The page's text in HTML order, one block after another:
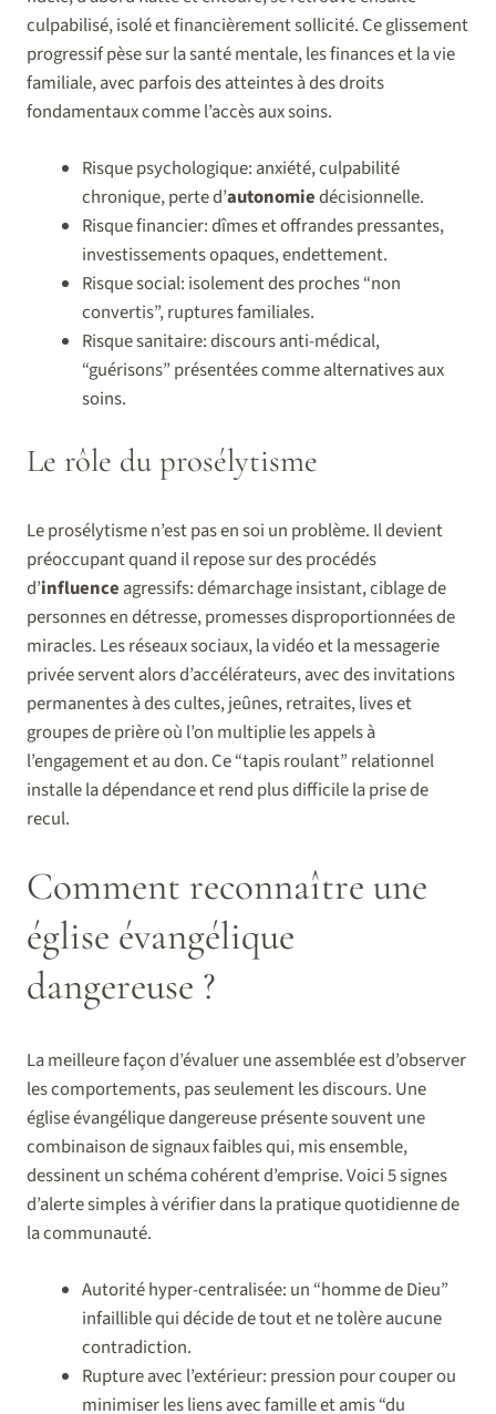
culpabilisé, isolé et financièrement sollicité. Ce glissement
progressif pèse sur la santé mentale, les finances et la vie
familiale, avec parfois des atteintes à des droits
fondamentaux comme l’accès aux soins.
Risque psychologique: anxiété, culpabilité
chronique, perte d’autonomiedécisionnelle.
Risque financier: dîmes et offrandes pressantes,
investissements opaques, endettement.
Risque social: isolement des proches “non
convertis”, ruptures familiales.
Risque sanitaire: discours anti-médical,
“guérisons” présentées comme alternatives aux
soins.
Le rôle du prosélytisme
Le prosélytisme n’est pas en soi un problème. Il devient
préoccupant quand il repose sur des procédés
d’influence agressifs: démarchage insistant, ciblage de
personnes en détresse, promesses disproportionnées de
miracles. Les réseaux sociaux, la vidéo et la messagerie
privée servent alors d’accélérateurs, avec des invitations
permanentes à des cultes, jeûnes, retraites, lives et
groupes de prière où l’on multiplie les appels à
l’engagement et au don. Ce “tapis roulant” relationnel
installe la dépendance et rend plus difficile la prise de
recul.
Comment reconnaître une
église évangélique
dangereuse ?
La meilleure façon d’évaluer une assemblée est d’observer
les comportements, pas seulement les discours. Une
église évangélique dangereuse présente souvent une
combinaison de signaux faibles qui, mis ensemble,
dessinent un schéma cohérent d’emprise. Voici 5 signes
d’alerte simples à vérifier dans la pratique quotidienne de
la communauté.
Autorité hyper-centralisée: un “homme de Dieu”
infaillible qui décide de tout et ne tolère aucune
contradiction.
Rupture avec l’extérieur: pression pour couper ou
minimiser les liens avec famille et amis “du